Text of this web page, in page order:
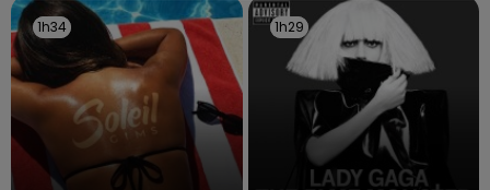
1h34
1h34 1h29
1h29